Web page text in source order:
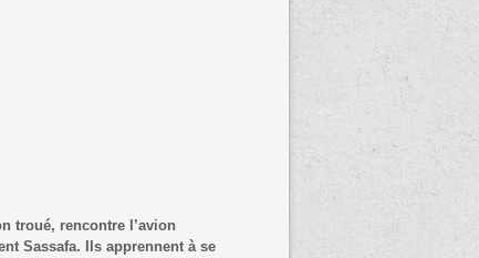
troué, rencontre l’avion
Sassafa. Ils apprennent à se